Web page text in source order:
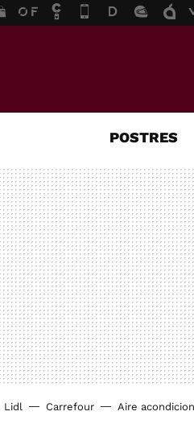
POSTRES
Lidl Carrefour Aire